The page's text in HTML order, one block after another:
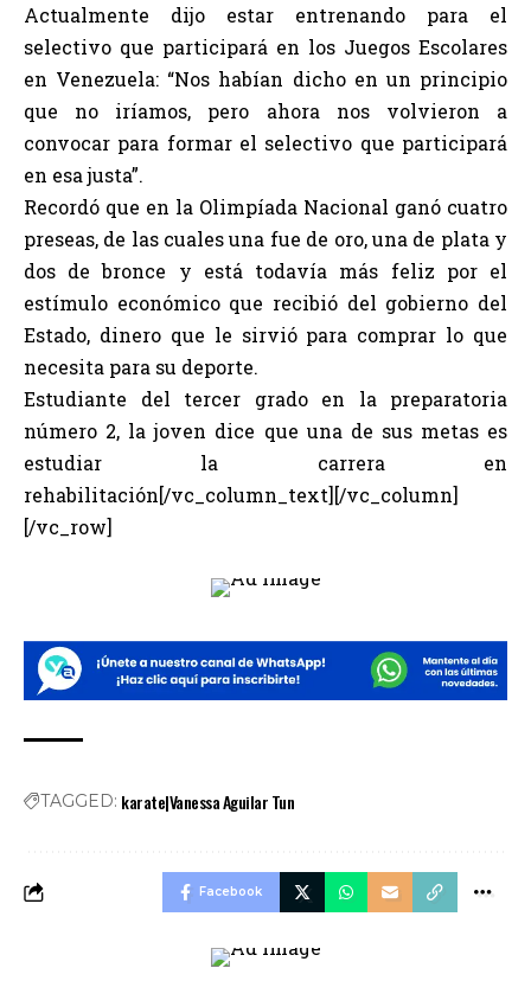
Actualmente dijo estar entrenando para el
selectivo que participará en los Juegos Escolares
en Venezuela: “Nos habían dicho en un principio
que no iríamos, pero ahora nos volvieron a
convocar para formar el selectivo que participará
en esa justa”.
Recordó que en la Olimpíada Nacional ganó cuatro
preseas, de las cuales una fue de oro, una de plata y
dos de bronce y está todavía más feliz por el
estímulo económico que recibió del gobierno del
Estado, dinero que le sirvió para comprar lo que
necesita para su deporte.
Estudiante del tercer grado en la preparatoria
número 2, la joven dice que una de sus metas es
estudiar la carrera en
rehabilitación[/vc_column_text][/vc_column]
[/vc_row]
TAGGED: karate|Vanessa Aguilar Tun
Facebook